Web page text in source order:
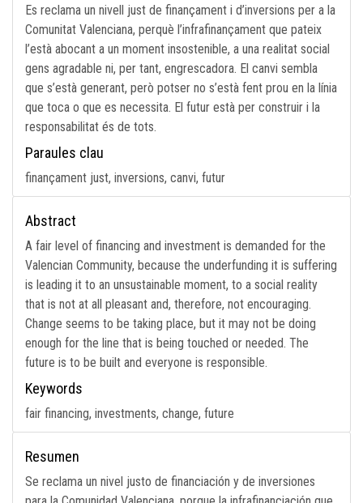
Es reclama un nivell just de finançament i d’inversions per a la
Comunitat Valenciana, perquè l’infrafinançament que pateix
l’està abocant a un moment insostenible, a una realitat social
gens agradable ni, per tant, engrescadora. El canvi sembla
que s’està generant, però potser no s’està fent prou en la línia
que toca o que es necessita. El futur està per construir i la
responsabilitat és de tots.
Paraules clau
finançament just, inversions, canvi, futur
Abstract
A fair level of financing and investment is demanded for the
Valencian Community, because the underfunding it is suffering
is leading it to an unsustainable moment, to a social reality
that is not at all pleasant and, therefore, not encouraging.
Change seems to be taking place, but it may not be doing
enough for the line that is being touched or needed. The
future is to be built and everyone is responsible.
Keywords
fair financing, investments, change, future
Resumen
Se reclama un nivel justo de financiación y de inversiones